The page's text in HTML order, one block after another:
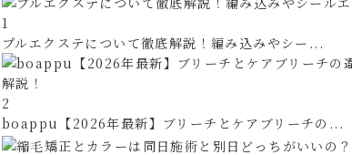
1
プルエクステについて徹底解説！編み込みやシー...
2
boappu【2026年最新】ブリーチとケアブリーチの...